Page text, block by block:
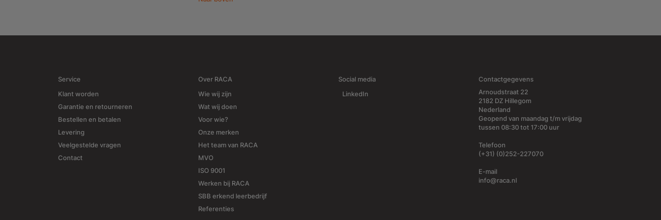
Service
Klant worden
Garantie en retourneren
Bestellen en betalen
Levering
Veelgestelde vragen
Contact
Over RACA
Wie wij zijn
Wat wij doen
Voor wie?
Onze merken
Het team van RACA
MVO
ISO 9001
Werken bij RACA
SBB erkend leerbedrijf
Referenties
Social media
LinkedIn
Contactgegevens
Arnoudstraat 22
2182 DZ Hillegom
Nederland
Geopend van maandag t/m vrijdag
tussen 08:30 tot 17:00 uur
Telefoon
(+31) (0)252-227070
E-mail
info@raca.nl